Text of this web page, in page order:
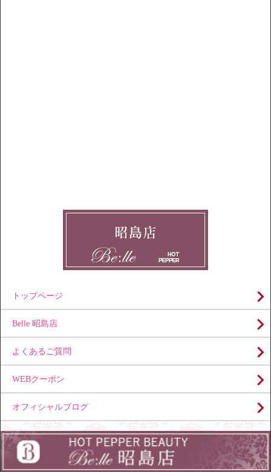
トップページ
Belle 昭島店
よくあるご質問
WEBクーポン
オフィシャルブログ
Copyright (C) 美肌・脱毛エステサロン Belle（ベール）